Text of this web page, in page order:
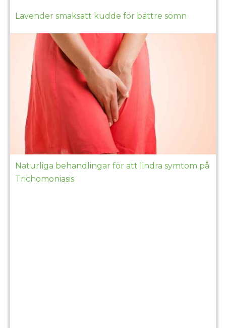
Lavender smaksatt kudde för bättre sömn
Naturliga behandlingar för att lindra symtom på
Trichomoniasis